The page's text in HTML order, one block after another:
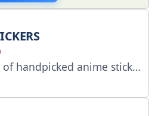
(˘◡˘) Stash of handpicked anime stickers. All hail captain Jack Sparrow Our group: @Anime_Discussions Raw files are available at : @stickersstash